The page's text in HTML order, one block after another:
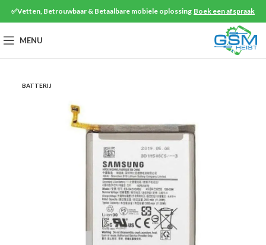
✅Vetten, Betrouwbaar & Betaalbare mobiele oplossing Boek een afspraak
MENU
BATTERIJ